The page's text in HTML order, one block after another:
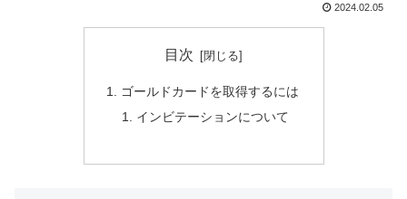
2024.02.05
目次
ゴールドカードを取得するには
インビテーションについて